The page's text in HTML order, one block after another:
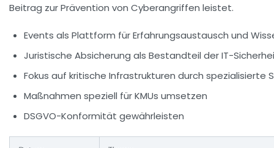
Beitrag zur Prävention von Cyberangriffen leistet.
Events als Plattform für Erfahrungsaustausch und
Juristische Absicherung als Bestandteil der IT-
Fokus auf kritische Infrastrukturen durch spezialisierte
Maßnahmen speziell für KMUs umsetzen
DSGVO-Konformität gewährleisten